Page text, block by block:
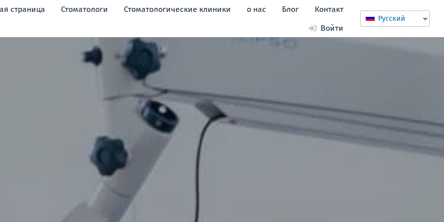
страница Стоматологи Стоматологические клиники о нас Блог
Контакт
Войти
Русский